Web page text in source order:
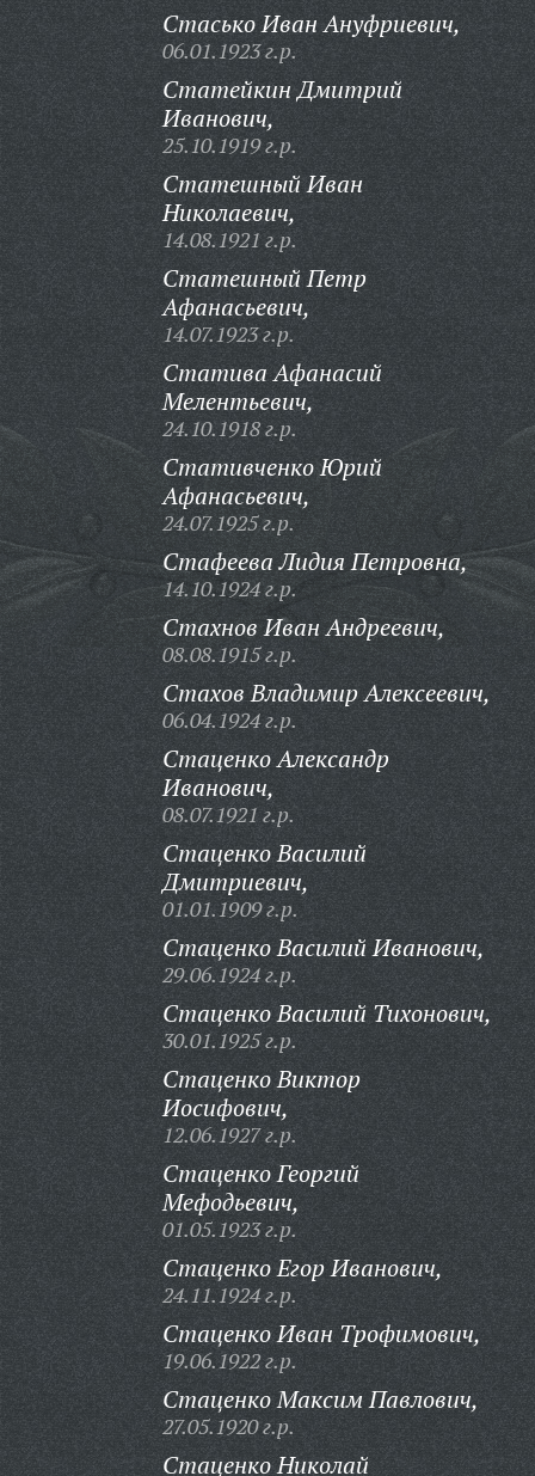
Стасько Иван Ануфриевич,
06.01.1923 г.р.
Статейкин Дмитрий
Иванович,
25.10.1919 г.р.
Статешный Иван
Николаевич,
14.08.1921 г.р.
Статешный Петр
Афанасьевич,
14.07.1923 г.р.
Статива Афанасий
Мелентьевич,
24.10.1918 г.р.
Стативченко Юрий
Афанасьевич,
24.07.1925 г.р.
Стафеева Лидия Петровна,
14.10.1924 г.р.
Стахнов Иван Андреевич,
08.08.1915 г.р.
Стахов Владимир Алексеевич,
06.04.1924 г.р.
Стаценко Александр
Иванович,
08.07.1921 г.р.
Стаценко Василий
Дмитриевич,
01.01.1909 г.р.
Стаценко Василий Иванович,
29.06.1924 г.р.
Стаценко Василий Тихонович,
30.01.1925 г.р.
Стаценко Виктор
Иосифович,
12.06.1927 г.р.
Стаценко Георгий
Мефодьевич,
01.05.1923 г.р.
Стаценко Егор Иванович,
24.11.1924 г.р.
Стаценко Иван Трофимович,
19.06.1922 г.р.
Стаценко Максим Павлович,
27.05.1920 г.р.
Стаценко Николай